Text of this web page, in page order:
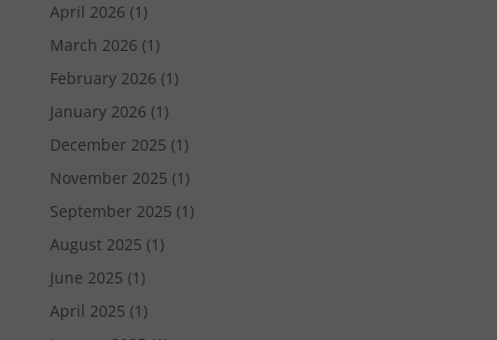
April 2026 (1)
March 2026 (1)
February 2026 (1)
January 2026 (1)
December 2025 (1)
November 2025 (1)
September 2025 (1)
August 2025 (1)
June 2025 (1)
April 2025 (1)